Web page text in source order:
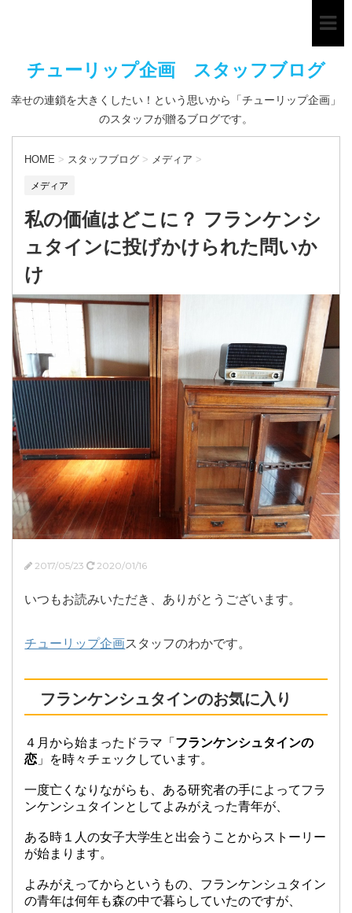
チューリップ企画 スタッフブログ
幸せの連鎖を大きくしたい！という思いから「チューリップ企画」
のスタッフが贈るブログです。
HOME > スタッフブログ > メディア >
メディア
私の価値はどこに？ フランケンシ
ュタインに投げかけられた問いか
け
2017/05/23 2020/01/16
いつもお読みいただき、ありがとうございます。
チューリップ企画スタッフのわかです。
フランケンシュタインのお気に入り
４月から始まったドラマ「 フランケンシュタインの
恋 」を時々チェックしています。
一度亡くなりながらも、ある研究者の手によってフラ
ンケンシュタインとしてよみがえった青年が、
ある時１人の女子大学生と出会うことからストーリー
が始まります。
よみがえってからというもの、フランケンシュタイン
の青年は何年も森の中で暮らしていたのですが、